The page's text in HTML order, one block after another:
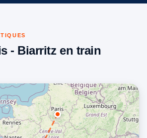
- Biarritz en train